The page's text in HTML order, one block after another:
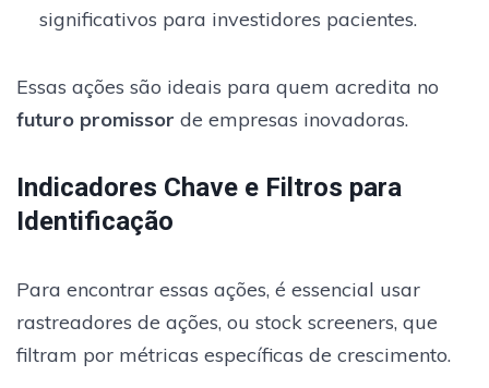
significativos para investidores pacientes.
Essas ações são ideais para quem acredita no
futuro promissor de empresas inovadoras.
Indicadores Chave e Filtros para
Identificação
Para encontrar essas ações, é essencial usar
rastreadores de ações, ou stock screeners, que
filtram por métricas específicas de crescimento.